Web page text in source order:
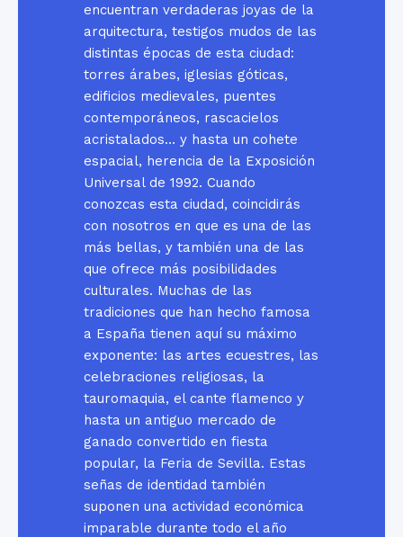
encuentran verdaderas joyas de la
arquitectura, testigos mudos de las
distintas épocas de esta ciudad:
torres árabes, iglesias góticas,
edificios medievales, puentes
contemporáneos, rascacielos
acristalados… y hasta un cohete
espacial, herencia de la Exposición
Universal de 1992. Cuando
conozcas esta ciudad, coincidirás
con nosotros en que es una de las
más bellas, y también una de las
que ofrece más posibilidades
culturales. Muchas de las
tradiciones que han hecho famosa
a España tienen aquí su máximo
exponente: las artes ecuestres, las
celebraciones religiosas, la
tauromaquia, el cante flamenco y
hasta un antiguo mercado de
ganado convertido en fiesta
popular, la Feria de Sevilla. Estas
señas de identidad también
suponen una actividad económica
imparable durante todo el año